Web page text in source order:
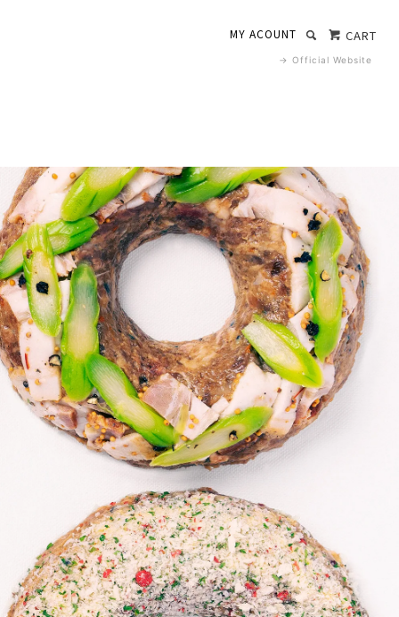
MY ACOUNT CART
→ Official Website